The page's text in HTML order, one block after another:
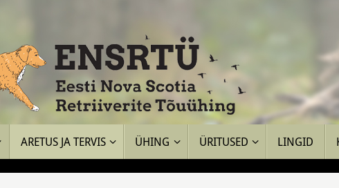
ARETUS JA TERVIS ÜHING ÜRITUSED LINGID